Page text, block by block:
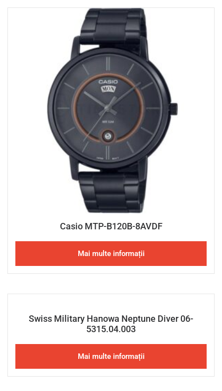
Casio MTP-B120B-8AVDF
Mai multe informații
Swiss Military Hanowa Neptune Diver 06-
5315.04.003
Mai multe informații